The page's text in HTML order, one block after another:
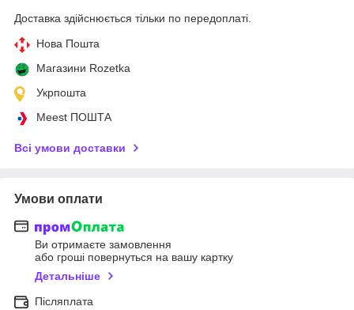
Доставка здійснюється тільки по передоплаті.
Нова Пошта
Магазини Rozetka
Укрпошта
Meest ПОШТА
Всі умови доставки
Умови оплати
Ви отримаєте замовлення
або гроші повернуться на вашу картку
Детальніше
Післяплата